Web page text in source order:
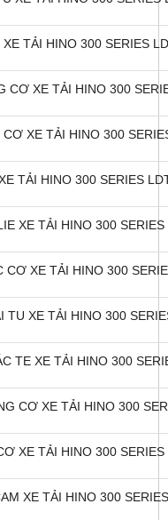
XE TẢI HINO 300 SERIES
CƠ XE TẢI HINO 300
XE TẢI HINO 300
TẢI HINO 300 SERIES
XE TẢI HINO 300
CƠ XE TẢI HINO 300
TU XE TẢI HINO 300
TE XE TẢI HINO 300
CƠ XE TẢI HINO 300
XE TẢI HINO 300
XE TẢI HINO 300